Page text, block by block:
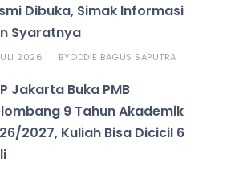
Dibuka, Simak Informasi
Syaratnya
2026 BYODDIE BAGUS SAPUTRA
Jakarta Buka PMB
9 Tahun Akademik
2027, Kuliah Bisa Dicicil 6